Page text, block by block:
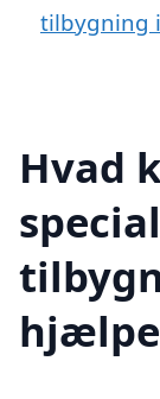
tilbygning
Hvad